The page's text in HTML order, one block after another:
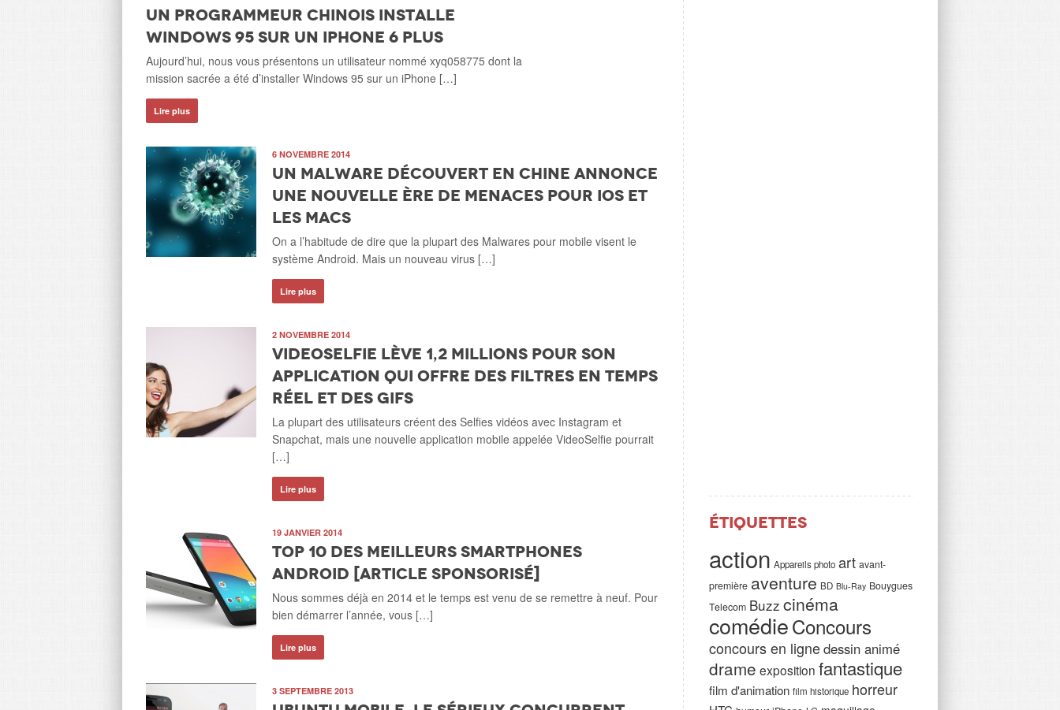
Un programmeur chinois installe
Windows 95 sur un iPhone 6 Plus
Aujourd’hui, nous vous présentons un utilisateur nommé xyq058775 dont la
mission sacrée a été d’installer Windows 95 sur un iPhone […]
Lire plus
6 NOVEMBRE 2014
Un Malware découvert en Chine annonce
une nouvelle ère de menaces pour iOS et
les Macs
On a l’habitude de dire que la plupart des Malwares pour mobile visent le
système Android. Mais un nouveau virus […]
Lire plus
2 NOVEMBRE 2014
VideoSelfie lève 1,2 millions pour son
application qui offre des filtres en temps
réel et des gifs
La plupart des utilisateurs créent des Selfies vidéos avec Instagram et
Snapchat, mais une nouvelle application mobile appelée VideoSelfie pourrait
[…]
Lire plus
19 JANVIER 2014
Top 10 des meilleurs smartphones
Android [article sponsorisé]
Nous sommes déjà en 2014 et le temps est venu de se remettre à neuf. Pour
bien démarrer l’année, vous […]
Lire plus
3 SEPTEMBRE 2013
Étiquettes
action Appareils photo art avant-
première aventure BD Blu-Ray Bouygues
Telecom Buzz cinéma
comédieConcours
concours en lignedessin animé
drame exposition fantastique
film d'animation film historique horreur